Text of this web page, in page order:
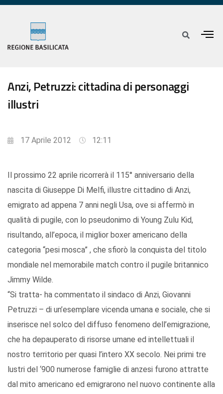
Anzi, Petruzzi: cittadina di personaggi
illustri
17 Aprile 2012 12:11
Il prossimo 22 aprile ricorrerà il 115° anniversario della
nascita di Giuseppe Di Melfi, illustre cittadino di Anzi,
emigrato ad appena 7 anni negli Usa, ove si affermò in
qualità di pugile, con lo pseudonimo di Young Zulu Kid,
risultando, all’epoca, il miglior boxer americano della
categoria “pesi mosca” , che sfiorò la conquista del titolo
mondiale nel memorabile match contro il pugile britannico
Jimmy Wilde.
“Si tratta- ha commentato il sindaco di Anzi, Giovanni
Petruzzi – di un’esemplare vicenda umana e sociale, che si
inserisce nel solco del diffuso fenomeno dell’emigrazione,
che ha depauperato di risorse umane ed intellettuali il
nostro territorio per quasi l’intero XX secolo. Nei primi tre
lustri del ‘900 numerose famiglie di anzesi furono attratte
dal mito americano ed emigrarono nel nuovo continente alla